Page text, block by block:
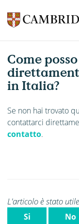
Come
in Italia?
Se non hai trovato
contattarci
contatto.
L'articolo è stato
Si No